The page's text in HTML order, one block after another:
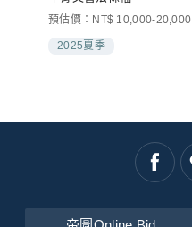
預估價：NT$ 10,000-20,000
2025夏季